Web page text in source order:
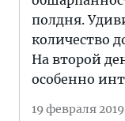
полдня.
количество
На второй
особенно
19 февраля 2019